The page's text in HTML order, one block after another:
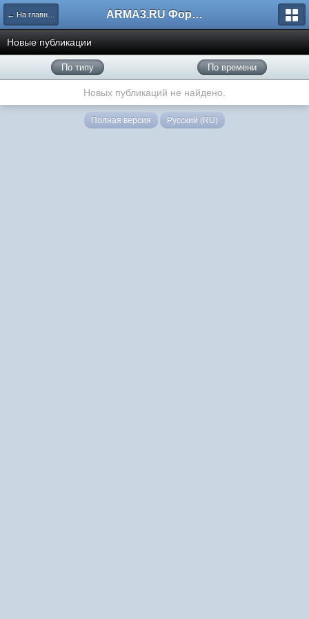
← На главную ARMA3.RU Форум
Новые публикации
По типу По времени
Новых публикаций не найдено.
Полная версия Русский (RU)